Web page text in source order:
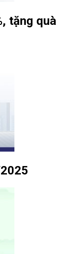
tặng quà